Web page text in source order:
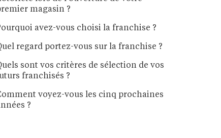
magasin ?
avez-vous choisi la franchise ?
regard portez-vous sur la franchise ?
sont vos critères de sélection de vos
franchisés ?
voyez-vous les cinq prochaines
?